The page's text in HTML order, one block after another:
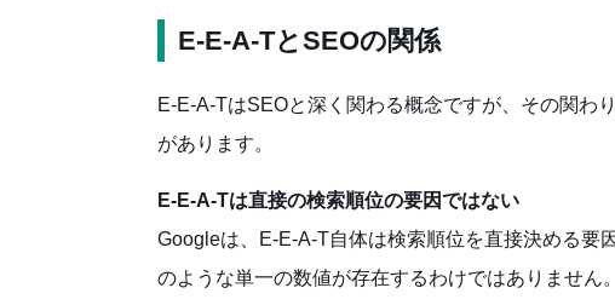
E-E-A-TとSEOの関係
E-E-A-TはSEOと深く関わる概念ですが、その関わ
があります。
E-E-A-Tは直接の検索順位の要因ではない
Googleは、E-E-A-T自体は検索順位を直接決める要
のような単一の数値が存在するわけではありませ